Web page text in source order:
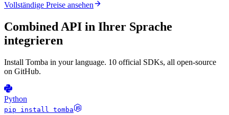
Vollständige Preise ansehen
Combined API in Ihrer Sprache
integrieren
Install Tomba in your language. 10 official SDKs, all open-source
on GitHub.
Python
pip install tomba